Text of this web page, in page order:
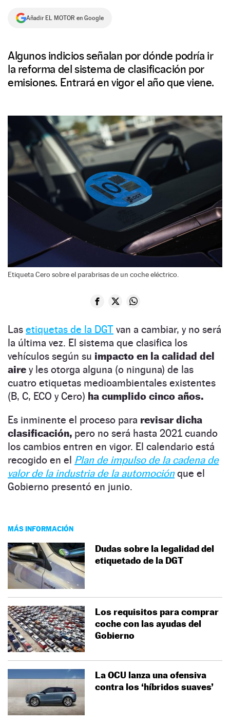
NEWSLETTER
Añadir EL MOTOR en Google
Algunos indicios señalan por dónde podría ir
la reforma del sistema de clasificación por
emisiones. Entrará en vigor el año que viene.
Etiqueta Cero sobre el parabrisas de un coche eléctrico.
Las etiquetas de la DGT van a cambiar, y no será
la última vez. El sistema que clasifica los
vehículos según su impacto en la calidad del
aire y les otorga alguna (o ninguna) de las
cuatro etiquetas medioambientales existentes
(B, C, ECO y Cero) ha cumplido cinco años.
Es inminente el proceso para revisar dicha
clasificación, pero no será hasta 2021 cuando
los cambios entren en vigor. El calendario está
recogido en el Plan de impulso de la cadena de
valor de la industria de la automociónque el
Gobierno presentó en junio.
MÁS INFORMACIÓN
Dudas sobre la legalidad del
etiquetado de la DGT
Los requisitos para comprar
coche con las ayudas del
Gobierno
La OCU lanza una ofensiva
contra los ‘híbridos suaves’